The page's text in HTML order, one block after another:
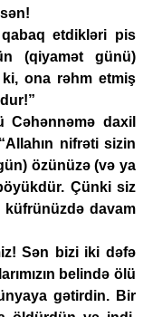
etdikləri pis
(qiyamət günü)
ona rəhm etmiş
daxil
nifrəti sizin
özünüzə (və ya
Çünki siz
davam
Sən bizi iki dəfə
belində ölü
gətirdin. Bir